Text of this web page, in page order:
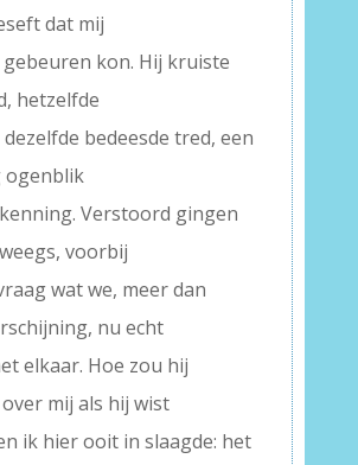
dat mij
kon. Hij kruiste
hetzelfde
bedeesde tred, een
ogenblik
Verstoord gingen
voorbij
wat we, meer dan
nu echt
elkaar. Hoe zou hij
mij als hij wist
ik hier ooit in slaagde: het